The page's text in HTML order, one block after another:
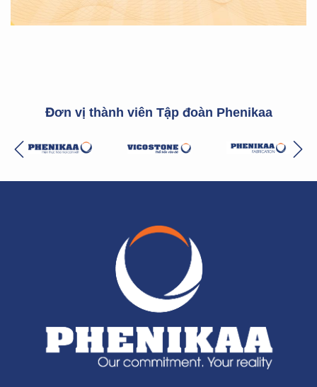
Đơn vị thành viên Tập đoàn Phenikaa